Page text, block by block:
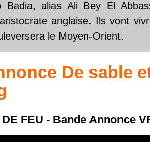
Badia, alias Ali Bey El
anglaise. Ils vont
le Moyen-Orient.
De sable
FEU - Bande Annonce